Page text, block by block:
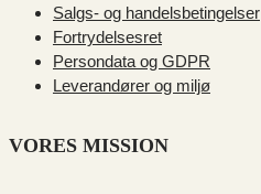
Salgs- og handelsbetingelser
Fortrydelsesret
Persondata og GDPR
Leverandører og miljø
VORES MISSION